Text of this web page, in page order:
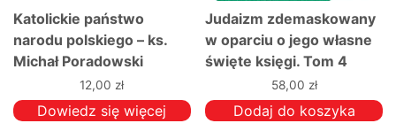
Katolickie państwo
narodu polskiego – ks.
Michał Poradowski
12,00 zł
Dowiedz się więcej
Judaizm zdemaskowany
w oparciu o jego własne
święte księgi. Tom 4
58,00 zł
Dodaj do koszyka